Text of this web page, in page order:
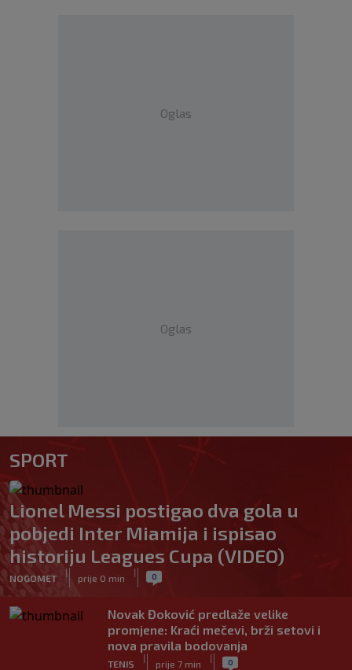
Oglas
Oglas
SPORT
Lionel Messi postigao dva gola u
pobjedi Inter Miamija i ispisao
historiju Leagues Cupa (VIDEO)
NOGOMET
|
prije 0 min
| 0
Novak Đoković predlaže velike
promjene: Kraći mečevi, brži setovi i
nova pravila bodovanja
TENIS
|
prije 7 min
| 0